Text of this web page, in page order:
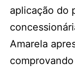
aplicação do
Amarela